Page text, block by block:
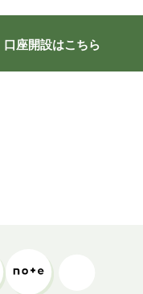
口座開設はこちら